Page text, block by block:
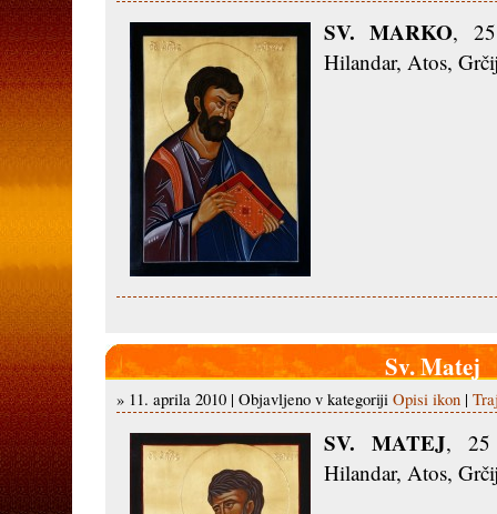
SV. MARKO,
Hilandar, Atos,
Sv. Matej
» 11. aprila 2010 | Objavljeno v kategoriji Opisi ikon|
SV. MATEJ, 25
Hilandar, Atos,